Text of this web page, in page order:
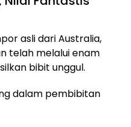
asli dari Australia,
telah melalui enam
bibit unggul.
dalam pembibitan